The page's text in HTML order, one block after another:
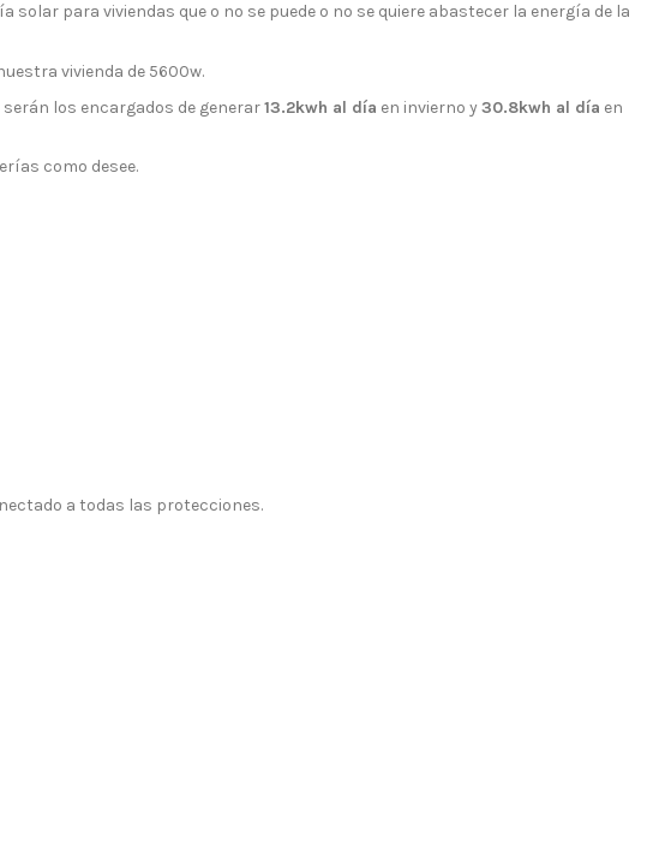
para viviendas que o no se puede o no se quiere abastecer la energía de la
vivienda de 5600w.
los encargados de generar13.2kwh al día en invierno y30.8kwh al día en
como desee.
a todas las protecciones.